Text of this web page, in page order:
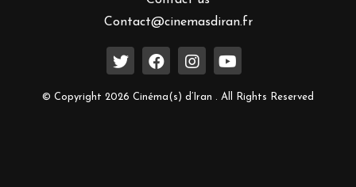
Contact@cinemasdiran.fr
© Copyright 2026 Cinéma(s) d’Iran . All Rights Reserved